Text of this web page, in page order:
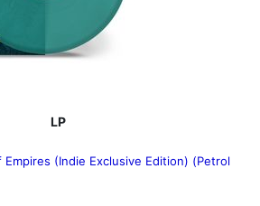
LP
Empires (Indie Exclusive Edition) (Petrol